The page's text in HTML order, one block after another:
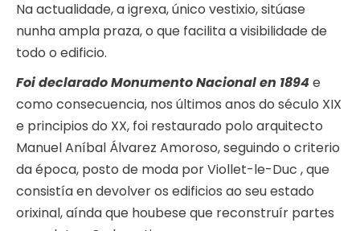
Na actualidade, a igrexa, único vestixio, sitúase
nunha ampla praza, o que facilita a visibilidade de
todo o edificio.
Foi declarado Monumento Nacional en 1894 e
como consecuencia, nos últimos anos do século XIX
e principios do XX, foi restaurado polo arquitecto
Manuel Aníbal Álvarez Amoroso, seguindo o criterio
da época, posto de moda por Viollet-le-Duc , que
consistía en devolver os edificios ao seu estado
orixinal, aínda que houbese que reconstruír partes